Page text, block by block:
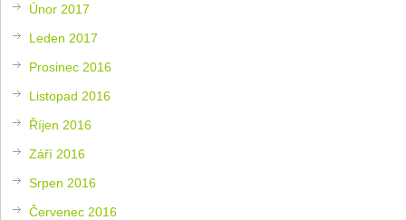
Únor 2017
Leden 2017
Prosinec 2016
Listopad 2016
Říjen 2016
Září 2016
Srpen 2016
Červenec 2016